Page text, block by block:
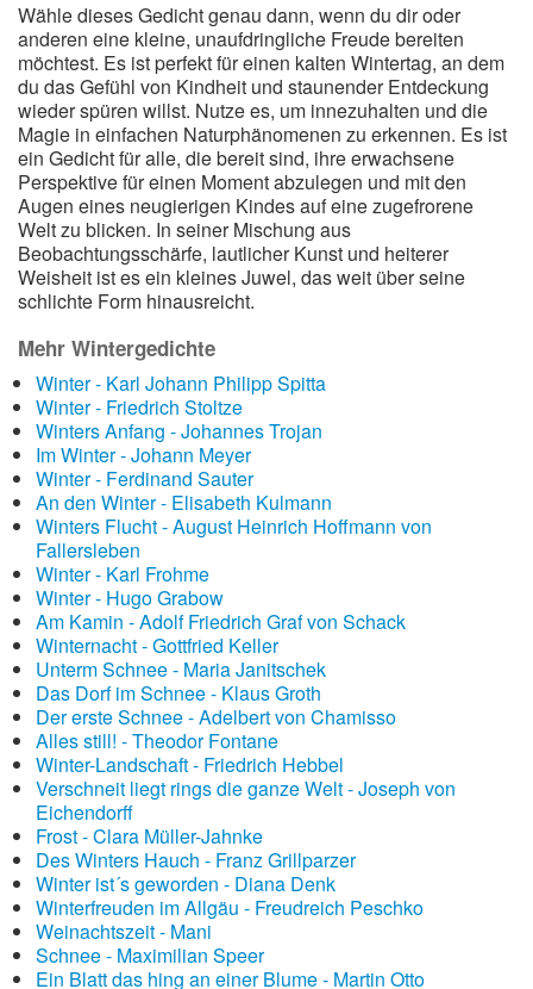
Wähle dieses Gedicht genau dann, wenn du dir oder
anderen eine kleine, unaufdringliche Freude bereiten
möchtest. Es ist perfekt für einen kalten Wintertag, an dem
du das Gefühl von Kindheit und staunender Entdeckung
wieder spüren willst. Nutze es, um innezuhalten und die
Magie in einfachen Naturphänomenen zu erkennen. Es ist
ein Gedicht für alle, die bereit sind, ihre erwachsene
Perspektive für einen Moment abzulegen und mit den
Augen eines neugierigen Kindes auf eine zugefrorene
Welt zu blicken. In seiner Mischung aus
Beobachtungsschärfe, lautlicher Kunst und heiterer
Weisheit ist es ein kleines Juwel, das weit über seine
schlichte Form hinausreicht.
Mehr Wintergedichte
Winter - Karl Johann Philipp Spitta
Winter - Friedrich Stoltze
Winters Anfang - Johannes Trojan
Im Winter - Johann Meyer
Winter - Ferdinand Sauter
An den Winter - Elisabeth Kulmann
Winters Flucht - August Heinrich Hoffmann von
Fallersleben
Winter - Karl Frohme
Winter - Hugo Grabow
Am Kamin - Adolf Friedrich Graf von Schack
Winternacht - Gottfried Keller
Unterm Schnee - Maria Janitschek
Das Dorf im Schnee - Klaus Groth
Der erste Schnee - Adelbert von Chamisso
Alles still! - Theodor Fontane
Winter-Landschaft - Friedrich Hebbel
Verschneit liegt rings die ganze Welt - Joseph von
Eichendorff
Frost - Clara Müller-Jahnke
Des Winters Hauch - Franz Grillparzer
Winter ist´s geworden - Diana Denk
Winterfreuden im Allgäu - Freudreich Peschko
Weinachtszeit - Mani
Schnee - Maximilian Speer
Ein Blatt das hing an einer Blume - Martin Otto